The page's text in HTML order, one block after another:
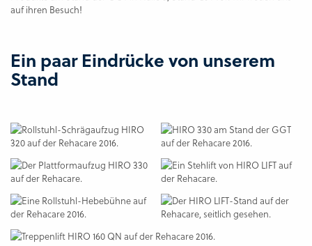
auf ihren Besuch!
Ein paar Eindrücke von unserem
Stand